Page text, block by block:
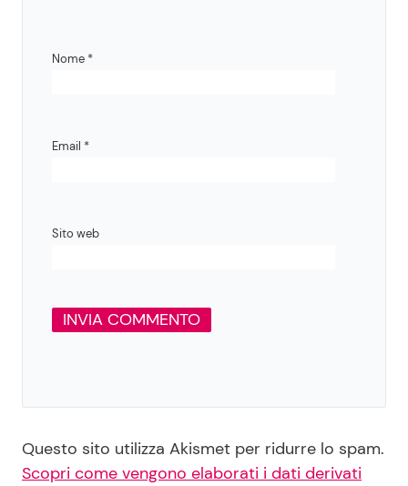
Nome *
Email *
Sito web
Questo sito utilizza Akismet per ridurre lo spam.
Scopri come vengono elaborati i dati derivati